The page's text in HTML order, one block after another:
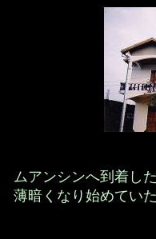
ムアンシンへ到着し
薄暗くなり始めてい